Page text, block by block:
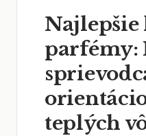
Najlepšie
parfémy:
teplých